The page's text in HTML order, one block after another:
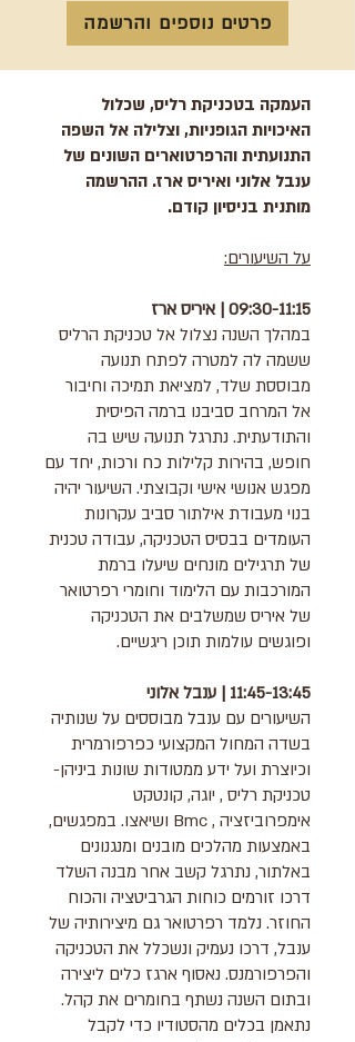
פרטים נוספים והרשמה
העמקה בטכניקת רליס, שכלול
האיכויות הגופניות, וצלילה אל השפה
התנועתית והרפרטוארים השונים של
ענבל אלוני ואיריס ארז. ההרשמה
מותנית בניסיון קודם.​​
על השיעורים​:
09:30-11:15 | איריס ארז
במהלך השנה נצלול אל טכניקת הרליס
ששמה לה למטרה לפתח תנועה
מבוססת שלד, למציאת תמיכה וחיבור
אל המרחב סביבנו ברמה הפיסית
והתודעתית. נתרגל תנועה שיש בה
חופש, בהירות קלילות כח ורכות, יחד עם
מפגש אנושי אישי וקבוצתי. השיעור יהיה
בנוי מעבודת אילתור סביב עקרונות
העומדים בבסיס הטכניקה, עבודה טכנית
של תרגילים מונחים שיעלו ברמת
המורכבות עם הלימוד וחומרי רפרטואר
של איריס שמשלבים את הטכניקה
ופוגשים עולמות תוכן ריגשיים.
11:45-13:45 | ענבל אלוני
השיעורים עם ענבל מבוססים על שנותיה
בשדה המחול המקצועי כפרפורמרית
וכיוצרת ועל ידע ממטודות שונות ביניהן-
טכניקת רליס , יוגה, קונטקט
אימפרוביזציה , Bmc ושיאצו. במפגשים,
באמצעות מהלכים מובנים ומנגנונים
באלתור, נתרגל קשב אחר מבנה השלד
דרכו זורמים כוחות הגרביטציה והכוח
החוזר. נלמד רפרטואר גם מיצירותיה של
ענבל, דרכו נעמיק ונשכלל את הטכניקה
והפרפורמנס. נאסוף ארגז כלים ליצירה
ובתום השנה נשתף בחומרים את קהל.
נתאמן בכלים מהסטודיו כדי לקבל